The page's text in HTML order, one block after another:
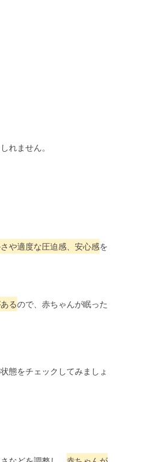
れません。
や適度な圧迫感、安心感を
るので、赤ちゃんが眠った
態をチェックしてみましょ